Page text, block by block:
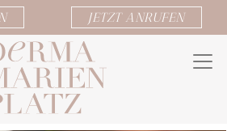
JETZT ANRUFEN